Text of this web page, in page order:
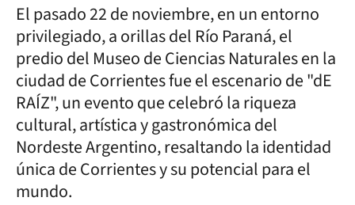
El pasado 22 de noviembre, en un entorno
privilegiado, a orillas del Río Paraná, el
predio del Museo de Ciencias Naturales en la
ciudad de Corrientes fue el escenario de "dE
RAÍZ", un evento que celebró la riqueza
cultural, artística y gastronómica del
Nordeste Argentino, resaltando la identidad
única de Corrientes y su potencial para el
mundo.